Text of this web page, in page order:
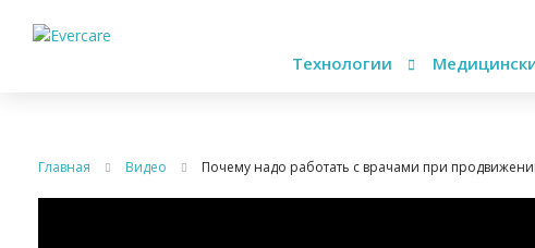
Технологии
Главная Видео Почему надо работать с врачами при